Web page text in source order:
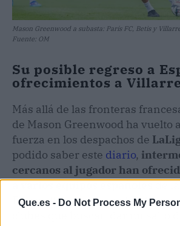
Que.es - Do Not Process My
En el Benito Villamarín gusta la
descaro del inglés, un perfil que
Villarreal, siempre atento a las
de mercado, vigila de cerca la
financieros en caso de no
No es un secreto que
cómodo en España durante su
Getafe, y un regreso a un
aspiraciones europeas en
que no se descarta en su